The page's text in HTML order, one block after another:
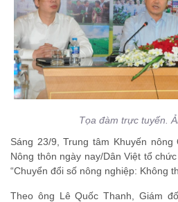
Tọa đàm trực tuyến.
Sáng 23/9, Trung tâm Khuyến
Nông thôn ngày nay/Dân Việt tổ
“Chuyển đổi số nông nghiệp: Không
Theo ông Lê Quốc Thanh, Giám